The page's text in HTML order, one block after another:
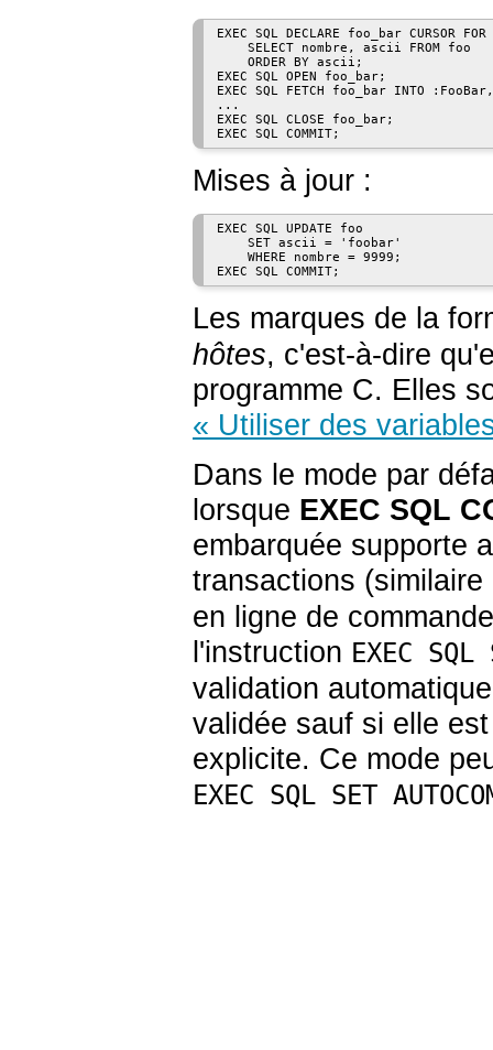
EXEC SQL DECLARE foo_bar CURSOR FOR
    SELECT nombre, ascii FROM foo
    ORDER BY ascii;
EXEC SQL OPEN foo_bar;
EXEC SQL FETCH foo_bar INTO
...
EXEC SQL CLOSE foo_bar;
Mises à jour :
EXEC SQL UPDATE foo
    SET ascii = 'foobar'
    WHERE nombre = 9999;
Les marques de la
hôtes, c'est-à-dire
programme C. Elles
« Utiliser des
Dans le mode par
lorsque EXEC SQL
embarquée supporte
transactions
en ligne de
l'instruction EXEC SQL
validation
validée sauf si elle
explicite. Ce mode
EXEC SQL SET